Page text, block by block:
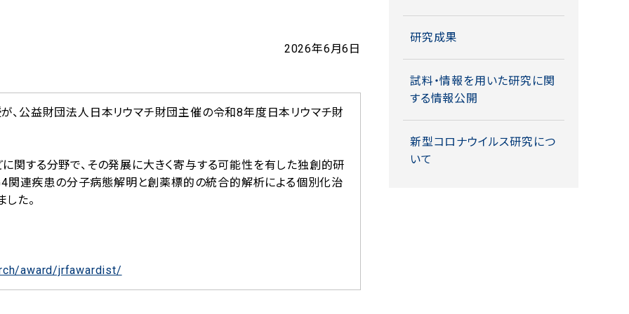
2026年6月6日
、公益財団法人日本リウマチ財団主催の令和8年度日本リウマチ財
関する分野で、その発展に大きく寄与する可能性を有した独創的研
関連疾患の分子病態解明と創薬標的の統合的解析による個別化治
た。
award/jrfawardist/
研究成果
試料・情報を用いた研究に関
する情報公開
新型コロナウイルス研究につ
いて